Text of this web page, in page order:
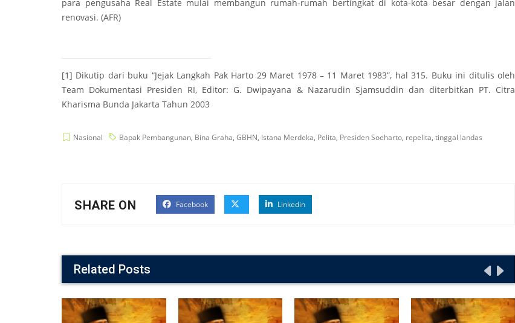
para pengusaha Real Estate mulai membangun rumah-rumah bertingkat di kota-kota besar dengan jalan
renovasi. (AFR)
[1] Dikutip dari buku “Jejak Langkah Pak Harto 29 Maret 1978 – 11 Maret 1983”, hal 315. Buku ini ditulis oleh
Team Dokumentasi Presiden RI, Editor: G. Dwipayana & Nazarudin Sjamsuddin dan diterbitkan PT. Citra
Kharisma Bunda Jakarta Tahun 2003
Nasional Bapak Pembangunan, Bina Graha, GBHN, Istana Merdeka, Pelita, Presiden Soeharto, repelita, tinggal landas
SHARE ON Facebook Linkedin
Related Posts